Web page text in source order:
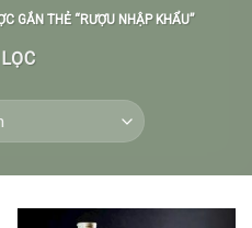
GẮN THẺ “RƯỢU NHẬP KHẨU”
LỌC